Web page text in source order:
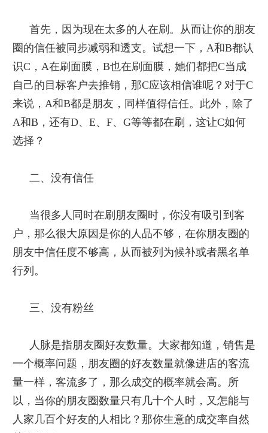
首先，因为现在太多的人在刷。从而让你的朋友
圈的信任被同步减弱和透支。试想一下， A和B都认
识C ， A在刷面膜， B也在刷面膜，她们都把C当成
自己的目标客户去推销，那C应该相信谁呢？对于C
来说， A和B都是朋友，同样值得信任。此外，除了
A和B ，还有D、 E、 F、 G等等都在刷，这让C如何
选择？
二、没有信任
当很多人同时在刷朋友圈时，你没有吸引到客
户，那么很大原因是你的人品不够，在你朋友圈的
朋友中信任度不够高，从而被列为候补或者黑名单
行列。
三、没有粉丝
人脉是指朋友圈好友数量。大家都知道，销售是
一个概率问题，朋友圈的好友数量就像进店的客流
量一样，客流多了，那么成交的概率就会高。所
以，当你的朋友圈数量只有几十个人时，又怎能与
人家几百个好友的人相比？那你生意的成交率自然